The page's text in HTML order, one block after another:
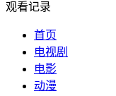
观看记录
首页
电视剧
电影
动漫